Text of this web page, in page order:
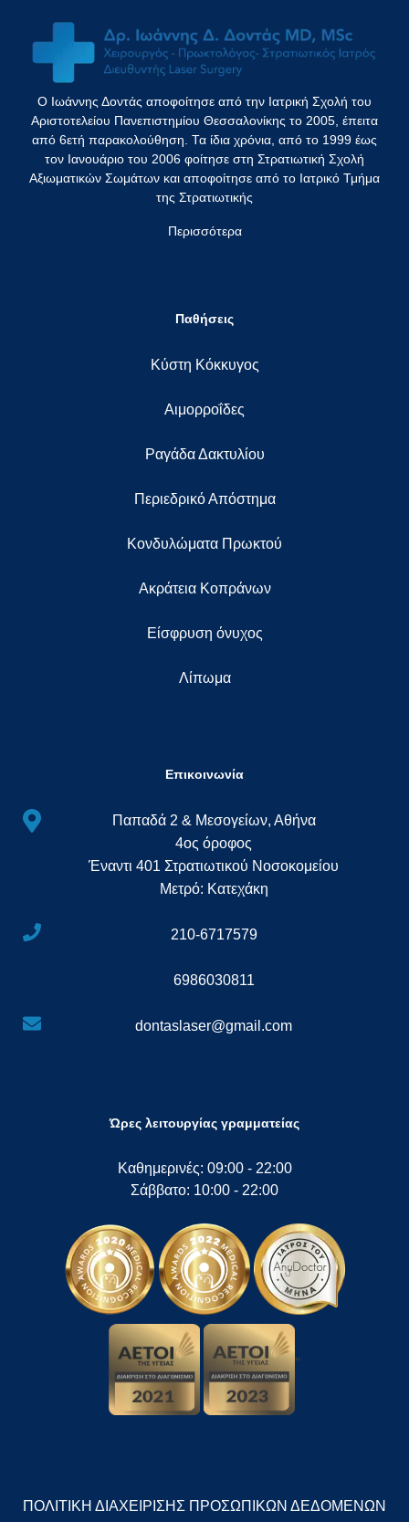
Ο Ιωάννης Δοντάς αποφοίτησε από την Ιατρική Σχολή του
Αριστοτελείου Πανεπιστημίου Θεσσαλονίκης το 2005, έπειτα
από 6ετή παρακολούθηση. Τα ίδια χρόνια, από το 1999 έως
τον Ιανουάριο του 2006 φοίτησε στη Στρατιωτική Σχολή
Αξιωματικών Σωμάτων και αποφοίτησε από το Ιατρικό Τμήμα
της Στρατιωτικής
Περισσότερα
Παθήσεις
Κύστη Κόκκυγος
Αιμορροΐδες
Ραγάδα Δακτυλίου
Περιεδρικό Απόστημα
Κονδυλώματα Πρωκτού
Ακράτεια Κοπράνων
Eίσφρυση όνυχος
Λίπωμα
Επικοινωνία
Παπαδά 2 & Μεσογείων, Αθήνα
4ος όροφος
Έναντι 401 Στρατιωτικού Νοσοκομείου
Μετρό: Κατεχάκη
210-6717579
6986030811
dontaslaser@gmail.com
Ώρες λειτουργίας γραμματείας
Καθημερινές: 09:00 - 22:00
Σάββατο: 10:00 - 22:00
"
ΠΟΛΙΤΙΚΗ ΔΙΑΧΕΙΡΙΣΗΣ ΠΡΟΣΩΠΙΚΩΝ ΔΕΔΟΜΕΝΩΝ